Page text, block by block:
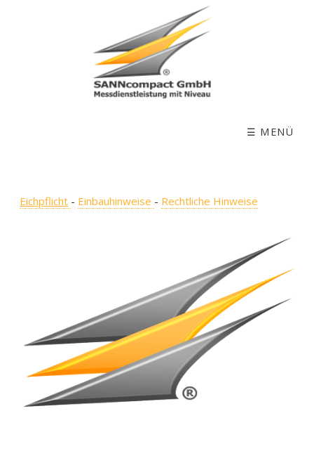
☰ MENÜ
Eichpflicht - Einbauhinweise - Rechtliche Hinweise